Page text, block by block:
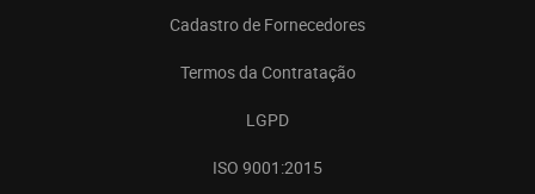
Cadastro de Fornecedores
Termos da Contratação
LGPD
ISO 9001:2015